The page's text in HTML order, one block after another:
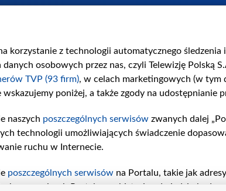
nadawcy
korzystanie z technologii automatycznego
osobowych przez nas, czyli Telewizję Polską
TVP (93 firm), w celach marketingowych (w tym
poniżej, a także zgody na udostępnianie
naszych poszczególnych serwisów zwanych dalej
technologii umożliwiających świadczenie
ruchu w Internecie.
poszczególnych serwisów na Portalu, takie jak
w serwisach Portalu czy historia odwiedzin będą